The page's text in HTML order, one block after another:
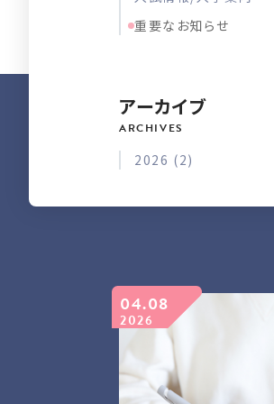
重要なお知らせ
アーカイブ
2026 (2)
04.08
2026